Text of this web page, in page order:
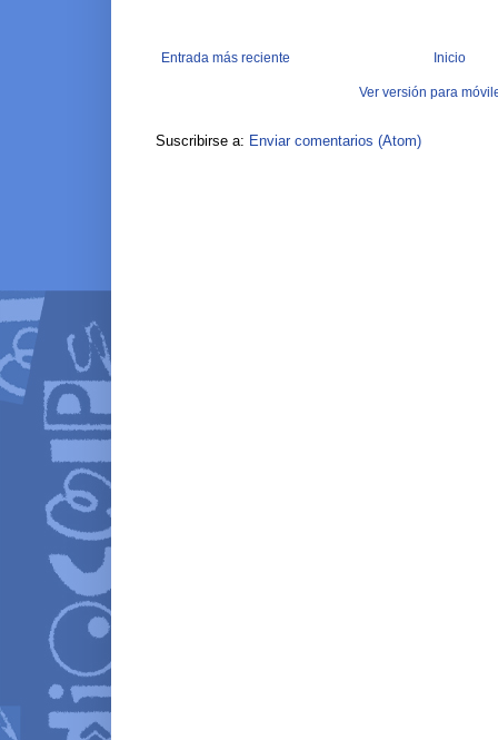
Entrada más reciente Inicio
Ver versión para
Suscribirse a: Enviar comentarios (Atom)